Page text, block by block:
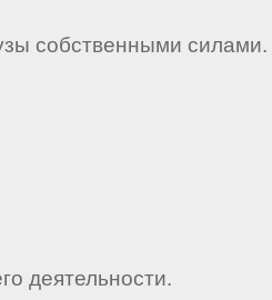
собственными силами.
деятельности.